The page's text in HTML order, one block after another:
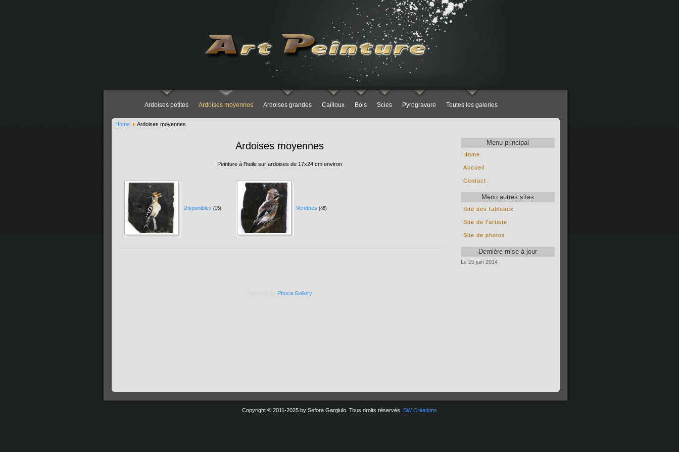
Ardoises petites Ardoises moyennes Ardoises grandes Cailloux Bois Scies Pyrogravure Toutes les galeries
Home Ardoises moyennes
Menu principal
Home
Accueil
Contact
Menu autres sites
Site des tableaux
Site de l'artiste
Site de photos
Dernière mise à jour
Le 29 juin 2014
Ardoises moyennes
Peinture à l'huile sur ardoises de 17x24 cm environ
Disponibles (15) Vendues (46)
Phoca Gallery
Copyright © 2011-2025 by Sefora Gargiulo. Tous droits réservés. SW Créations